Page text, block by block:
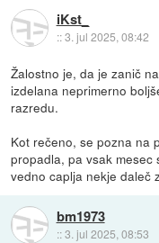
iKst_
::3. jul 2025, 08:42
Žalostno je, da je zanič
izdelana neprimerno
razredu.
Kot rečeno, se pozna na
propadla, pa vsak mesec
vedno caplja nekje daleč
bm1973
::3. jul 2025, 08:53